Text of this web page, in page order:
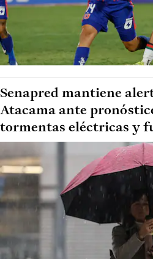
Senapred mantiene
Atacama ante
tormentas eléctricas y